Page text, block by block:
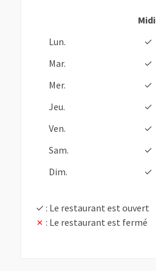
Midi
Lun.
✓
Mar.
✓
Mer.
✓
Jeu.
✓
Ven.
✓
Sam.
✓
Dim.
✓
✓ : Le restaurant est ouvert
✗ : Le restaurant est fermé